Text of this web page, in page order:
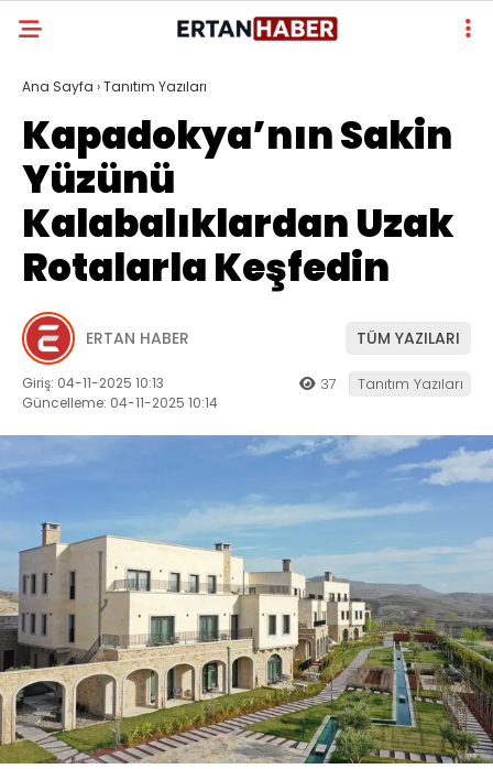
Ana Sayfa ›Tanıtım Yazıları
Kapadokya’nın Sakin
Yüzünü
Kalabalıklardan Uzak
Rotalarla Keşfedin
ERTAN HABER TÜM YAZILARI
Giriş: 04-11-2025 10:13
Güncelleme: 04-11-2025 10:14
37 Tanıtım Yazıları